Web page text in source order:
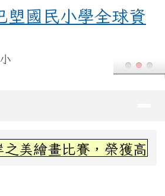
國民小學全球資訊
塱國民小學全球資
畫比賽，榮獲高年級